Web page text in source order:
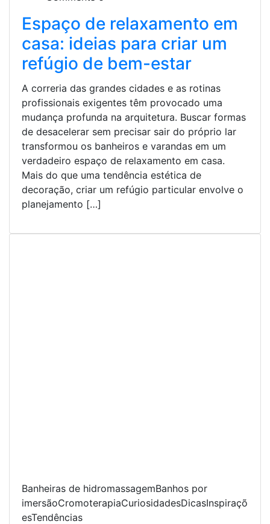
Espaço de relaxamento em
casa: ideias para criar um
refúgio de bem-estar
A correria das grandes cidades e as rotinas
profissionais exigentes têm provocado uma
mudança profunda na arquitetura. Buscar formas
de desacelerar sem precisar sair do próprio lar
transformou os banheiros e varandas em um
verdadeiro espaço de relaxamento em casa.
Mais do que uma tendência estética de
decoração, criar um refúgio particular envolve o
planejamento […]
Banheiras de hidromassagemBanhos por
imersãoCromoterapiaCuriosidadesDicasInspiraçõ
esTendências